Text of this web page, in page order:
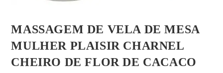
MASSAGEM DE VELA DE MESA
MULHER PLAISIR CHARNEL
CHEIRO DE FLOR DE CACACO